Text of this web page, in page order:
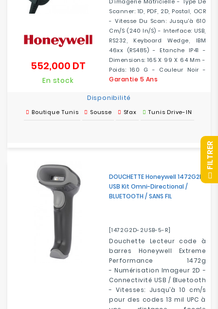
Scanner: 1D, PDF, 2D, Postal, OCR
- Vitesse Du Scan: Jusqu'à 610
Cm/s (240 In/s) - Interface: USB,
RS232, Keyboard Wedge, IBM
46xx (RS485) - Etanche IP41 -
Dimensions: 165 X 99 X 64 Mm -
Poids: 160 G - Couleur Noir -
Garantie 5 Ans
552,000 DT
En stock
Disponibilité
Boutique Tunis Sousse Sfax Tunis Drive-IN
DOUCHETTE Honeywell 1472G2D
USB Kit Omni-Directional /
BLUETOOTH / SANS FIL
[1472G2D-2USB-5-R]
Douchette Lecteur code à
barres Honeywell Extreme
Performance 1472g
- Numérisation Imageur 2D -
Connectivité USB / Bluetooth
- Vitesses: Jusqu’à 10 cm/s
pour des codes 13 mil UPC à
R